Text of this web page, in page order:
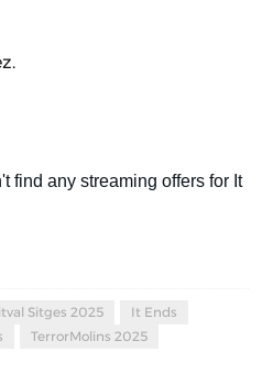
Sitges 2025
It Ends
TerrorMolins 2025